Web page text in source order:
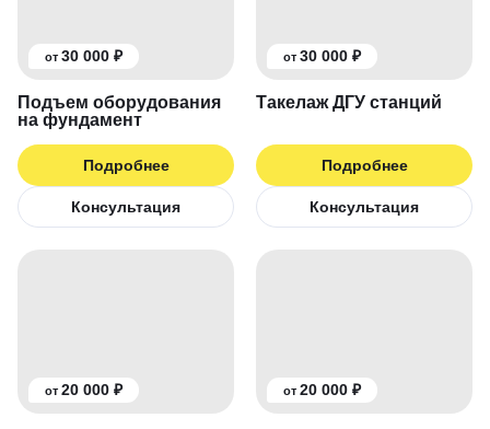
от 30 000 ₽
Подъем оборудования
на фундамент
Подробнее
Консультация
от 30 000 ₽
Такелаж ДГУ станций
Подробнее
Консультация
от 20 000 ₽ от 20 000 ₽